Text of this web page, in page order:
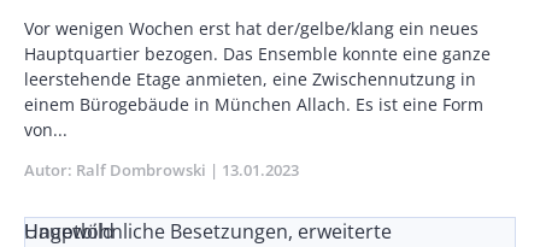
Body
Vor wenigen Wochen erst hat der/gelbe/klang ein neues
Hauptquartier bezogen. Das Ensemble konnte eine ganze
leerstehende Etage anmieten, eine Zwischennutzung in
einem Bürogebäude in München Allach. Es ist eine Form
von...
Autor Ralf Dombrowski Publikationsdatum
13.01.2023
Ungewöhnliche Besetzungen, erweiterte
Hauptbild